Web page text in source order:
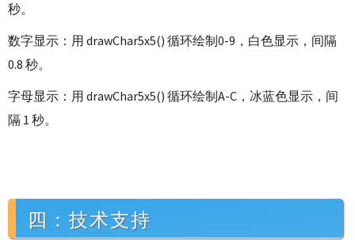
秒。
数字显示：用 drawChar5x5() 循环绘制0-9，白色显示，间隔
0.8 秒。
字母显示：用 drawChar5x5() 循环绘制A-C，冰蓝色显示，间
隔 1 秒。
四：技术支持